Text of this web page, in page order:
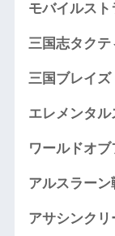
モバイルスト
三国志タクテ
三国ブレイズ
エレメンタ
ワールドオ
アルスラーン
アサシンクリ